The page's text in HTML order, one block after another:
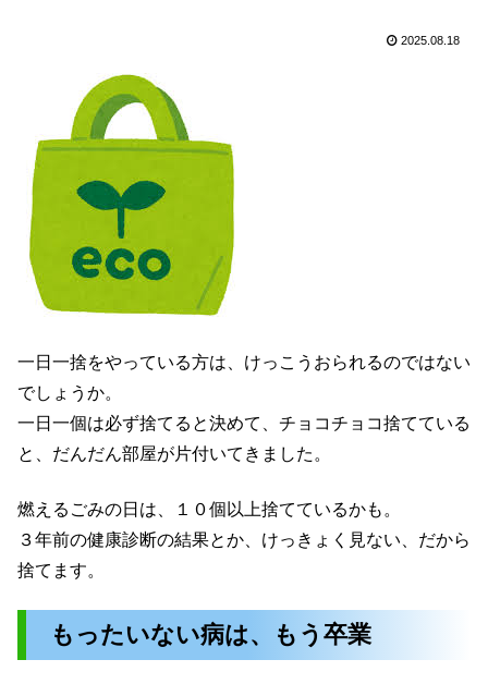
2025.08.18
一日一捨をやっている方は、けっこうおられるのではない
でしょうか。
一日一個は必ず捨てると決めて、チョコチョコ捨てている
と、だんだん部屋が片付いてきました。
燃えるごみの日は、１０個以上捨てているかも。
３年前の健康診断の結果とか、けっきょく見ない、だから
捨てます。
もったいない病は、もう卒業